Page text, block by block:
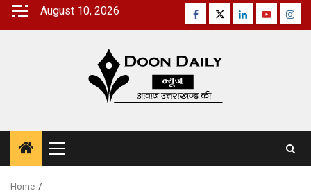
Skip
August 10, 2026 Facebook
TwitterLinkedinYoutube
Primary
Menu
Home